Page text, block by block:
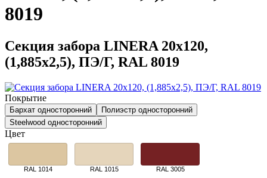
8019
Секция забора LINERA 20х120,
(1,885х2,5), ПЭ/Г, RAL 8019
Покрытие
Бархат односторонний
Полиэстр односторонний
Steelwood односторонний
Цвет
RAL 1014 RAL 1015 RAL 3005